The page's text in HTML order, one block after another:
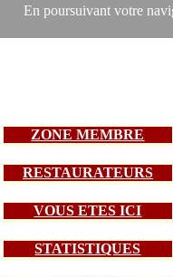
En poursuivant votre
ZONE MEMBRE
RESTAURATEURS
VOUS ETES ICI
STATISTIQUES